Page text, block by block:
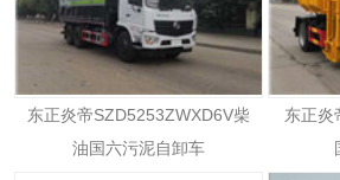
东正炎帝SZD5253ZWXD6V柴
油国六污泥自卸车
东正炎